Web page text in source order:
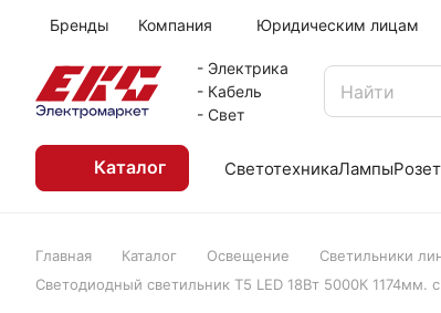
Бренды Компания Юридическим лицам
- Электрика
- Кабель
- Свет
Каталог СветотехникаЛампы
Главная Каталог Освещение Светильники
Светодиодный светильник Т5 LED 18Вт 5000К